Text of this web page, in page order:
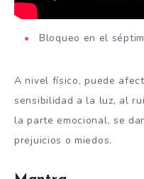
Bloqueo en el
A nivel físico, puede
sensibilidad a la luz, al
la parte emocional, se
prejuicios o miedos.